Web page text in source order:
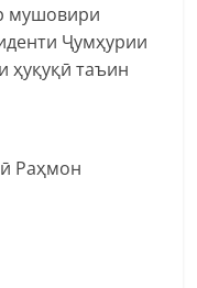
мушовири
Ҷумҳурии
ҳуқуқӣ таъин
Раҳмон